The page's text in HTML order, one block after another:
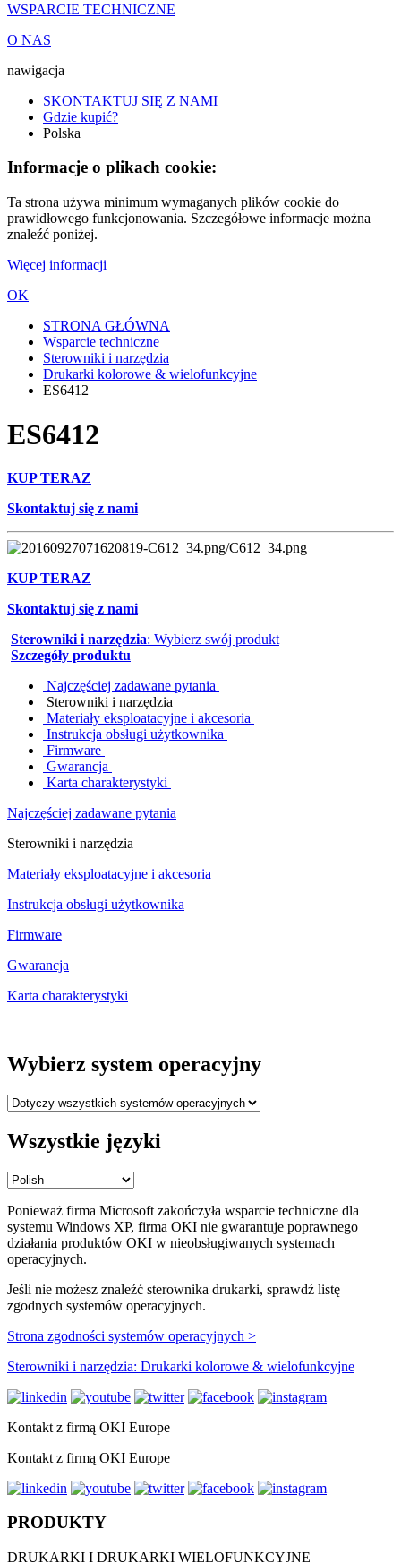
WSPARCIE TECHNICZNE
O NAS
nawigacja
SKONTAKTUJ SIĘ Z NAMI
Gdzie kupić?
Polska
Informacje o plikach cookie:
Ta strona używa minimum wymaganych plików cookie do
prawidłowego funkcjonowania. Szczegółowe informacje można
znaleźć poniżej.
Więcej informacji
OK
STRONA GŁÓWNA
Wsparcie techniczne
Sterowniki i narzędzia
Drukarki kolorowe & wielofunkcyjne
ES6412
ES6412
KUP TERAZ
Skontaktuj się z nami
KUP TERAZ
Skontaktuj się z nami
Sterowniki i narzędzia: Wybierz swój produkt
Szczegóły produktu
Najczęściej zadawane pytania
Sterowniki i narzędzia
Materiały eksploatacyjne i akcesoria
Instrukcja obsługi użytkownika
Firmware
Gwarancja
Karta charakterystyki
Najczęściej zadawane pytania
Sterowniki i narzędzia
Materiały eksploatacyjne i akcesoria
Instrukcja obsługi użytkownika
Firmware
Gwarancja
Karta charakterystyki
Wybierz system operacyjny
Wszystkie języki
Ponieważ firma Microsoft zakończyła wsparcie techniczne dla
systemu Windows XP, firma OKI nie gwarantuje poprawnego
działania produktów OKI w nieobsługiwanych systemach
operacyjnych.
Jeśli nie możesz znaleźć sterownika drukarki, sprawdź listę
zgodnych systemów operacyjnych.
Strona zgodności systemów operacyjnych >
Sterowniki i narzędzia: Drukarki kolorowe & wielofunkcyjne
Kontakt z firmą OKI Europe
Kontakt z firmą OKI Europe
PRODUKTY
DRUKARKI I DRUKARKI WIELOFUNKCYJNE